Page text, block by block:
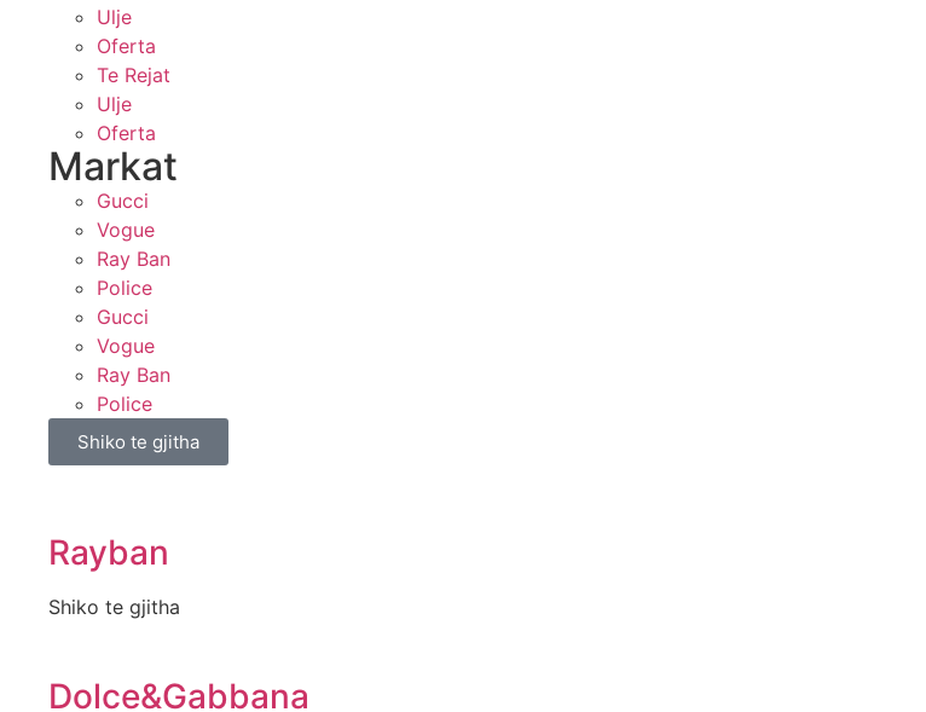
Ulje
Oferta
Te Rejat
Ulje
Oferta
Markat
Gucci
Vogue
Ray Ban
Police
Gucci
Vogue
Ray Ban
Police
Shiko te gjitha
Rayban
Shiko te gjitha
Dolce&Gabbana